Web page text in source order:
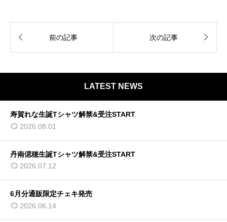
 前の記事 次の記事 
LATEST NEWS
寿賀れな生誕Tシャツ解禁&受注START
2026.08.01
丹南偲穂生誕Tシャツ解禁&受注START
2026.07.12
6月分通販限定チェキ発売
2026.06.14